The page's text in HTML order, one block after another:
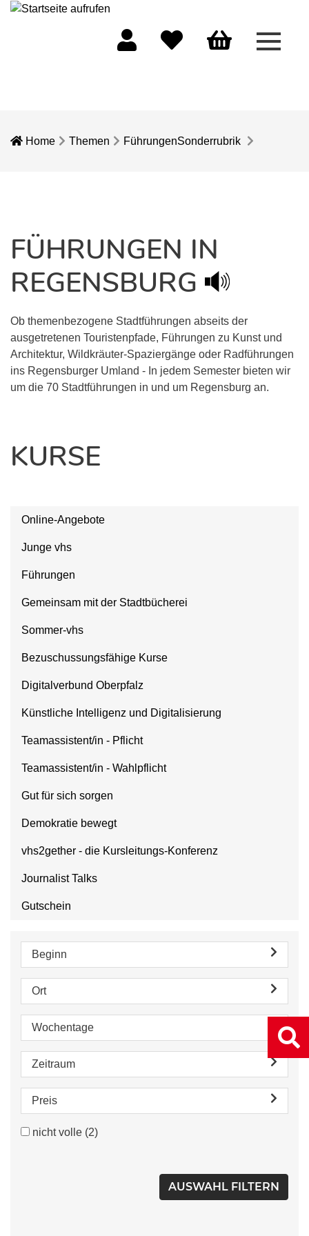
Menü
Home Themen FührungenSonderrubrik
FÜHRUNGEN IN
REGENSBURG
Ob themenbezogene Stadtführungen abseits der
ausgetretenen Touristenpfade, Führungen zu Kunst und
Architektur, Wildkräuter-Spaziergänge oder Radführungen
ins Regensburger Umland - In jedem Semester bieten wir
um die 70 Stadtführungen in und um Regensburg an.
KURSE
Online-Angebote
Junge vhs
Führungen
Gemeinsam mit der Stadtbücherei
Sommer-vhs
Bezuschussungsfähige Kurse
Digitalverbund Oberpfalz
Künstliche Intelligenz und Digitalisierung
Teamassistent/in - Pflicht
Teamassistent/in - Wahlpflicht
Gut für sich sorgen
Demokratie bewegt
vhs2gether - die Kursleitungs-Konferenz
Journalist Talks
Gutschein
Beginn
Ort
Wochentage
Zeitraum
Preis
nicht volle (2)